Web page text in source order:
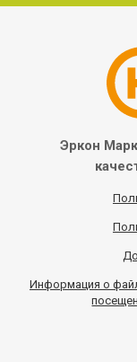
Эркон
Информация о